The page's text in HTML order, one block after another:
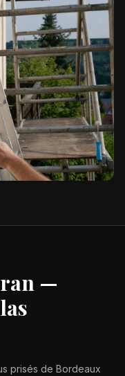
—
prisés de Bordeaux